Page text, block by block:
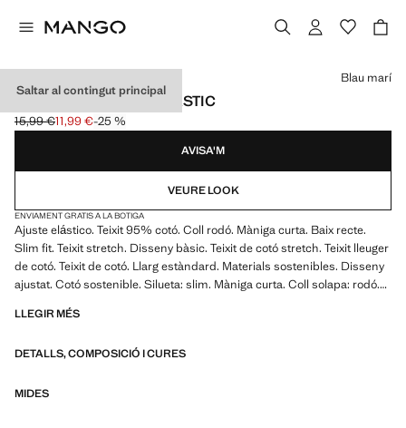
Saltar al contingut principal
SAMARRETA COTÓ ELÀSTIC
Preu inicial ratllat [15,99 € ]
15,99 €
Preu actual [11,99 € ]
11,99 €-25 %
Selecciona un color
Blau marí
AVISA'M
VEURE LOOK
ENVIAMENT GRATIS A LA BOTIGA
Ajuste elástico. Teixit 95% cotó. Coll rodó. Màniga curta. Baix recte.
Slim fit. Teixit stretch. Disseny bàsic. Teixit de cotó stretch. Teixit lleuger
de cotó. Teixit de cotó. Llarg estàndard. Materials sostenibles. Disseny
ajustat. Cotó sostenible. Silueta: slim. Màniga curta. Coll solapa: rodó.
l'impacte que té la producció d'aquestes peces en el planeta. Cultivar
ajuda a estalviar aigua, energia i manté les terres de cultiu netes
LLEGIR MÉS
DETALLS, COMPOSICIÓ I CURES
MIDES